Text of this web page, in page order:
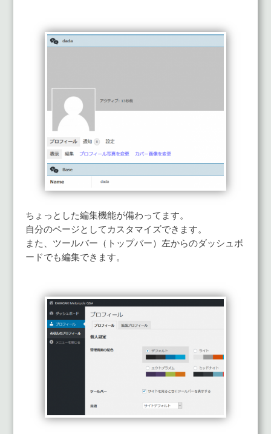
ちょっとした編集機能が備わってます。
自分のページとしてカスタマイズできます。
また、ツールバー（トップバー）左からのダッシュボ
ードでも編集できます。